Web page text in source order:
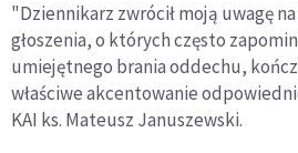
"Dziennikarz zwrócił moją uwagę
głoszenia, o których często
umiejętnego brania oddechu,
właściwe akcentowanie
KAI ks. Mateusz Januszewski.